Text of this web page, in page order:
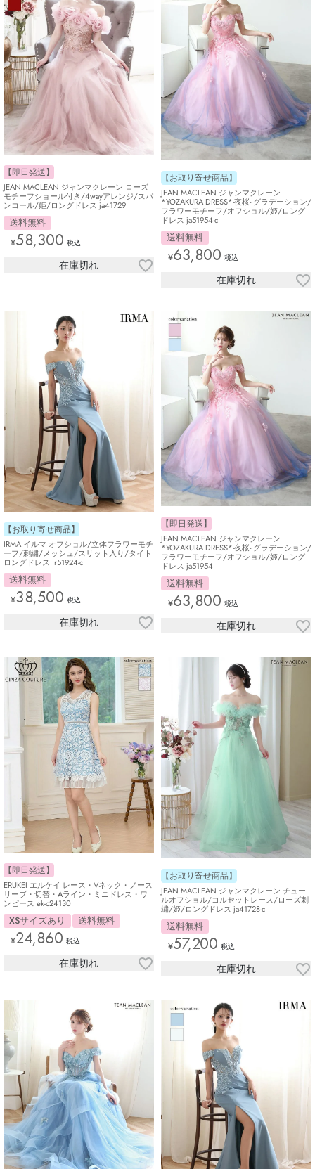
【即日発送】
JEAN MACLEAN ジャンマクレーン ローズ
モチーフショール付き/4wayアレンジ/スパ
ンコール/姫/ロングドレス ja41729
送料無料
¥58,300 税込
在庫切れ
【お取り寄せ商品】
JEAN MACLEAN ジャンマクレーン
*YOZAKURA DRESS*-夜桜- グラデーション/
フラワーモチーフ/オフショル/姫/ロング
ドレス ja51954-c
送料無料
¥63,800 税込
在庫切れ
【お取り寄せ商品】
IRMA イルマ オフショル/立体フラワーモチ
ーフ/刺繍/メッシュ/スリット入り/タイト
ロングドレス ir51924-c
送料無料
¥38,500 税込
在庫切れ
【即日発送】
JEAN MACLEAN ジャンマクレーン
*YOZAKURA DRESS*-夜桜- グラデーション/
フラワーモチーフ/オフショル/姫/ロング
ドレス ja51954
送料無料
¥63,800 税込
在庫切れ
【即日発送】
ERUKEI エルケイ レース・Vネック・ノース
リーブ・切替・Aライン・ミニドレス・ワ
ンピース ek-c24130
XSサイズあり 送料無料
¥24,860 税込
在庫切れ
【お取り寄せ商品】
JEAN MACLEAN ジャンマクレーン チュー
ルオフショル/コルセットレース/ローズ刺
繍/姫/ロングドレス ja41728-c
送料無料
¥57,200 税込
在庫切れ